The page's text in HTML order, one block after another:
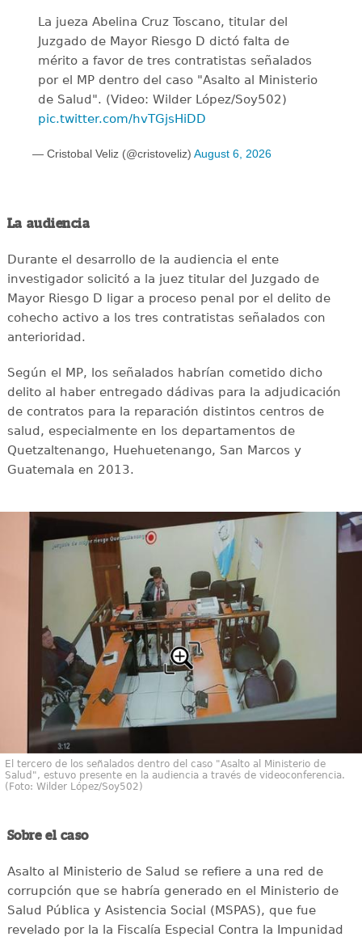
La jueza Abelina Cruz Toscano, titular del
Juzgado de Mayor Riesgo D dictó falta de
mérito a favor de tres contratistas señalados
por el MP dentro del caso "Asalto al Ministerio
de Salud". (Video: Wilder López/Soy502)
pic.twitter.com/hvTGjsHiDD
— Cristobal Veliz (@cristoveliz) August 6, 2026
La audiencia
Durante el desarrollo de la audiencia el ente
investigador solicitó a la juez titular del Juzgado de
Mayor Riesgo D ligar a proceso penal por el delito de
cohecho activo a los tres contratistas señalados con
anterioridad.
Según el MP, los señalados habrían cometido dicho
delito al haber entregado dádivas para la adjudicación
de contratos para la reparación distintos centros de
salud, especialmente en los departamentos de
Quetzaltenango, Huehuetenango, San Marcos y
Guatemala en 2013.
El tercero de los señalados dentro del caso "Asalto al Ministerio de
Salud", estuvo presente en la audiencia a través de videoconferencia.
(Foto: Wilder López/Soy502)
Sobre el caso
Asalto al Ministerio de Salud se refiere a una red de
corrupción que se habría generado en el Ministerio de
Salud Pública y Asistencia Social (MSPAS), que fue
revelado por la la Fiscalía Especial Contra la Impunidad